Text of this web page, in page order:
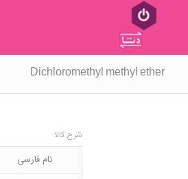
Dichloromethyl methyl ether
شرح کالا
نام فارسی